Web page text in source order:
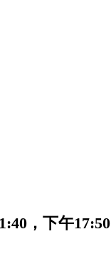
，下午17:50